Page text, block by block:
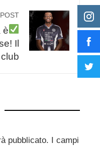
è
Il
pubblicato.
I campi